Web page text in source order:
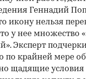
Геннадий
икону нельзя
у нее множество
Эксперт
по крайней мере
щадящие условия